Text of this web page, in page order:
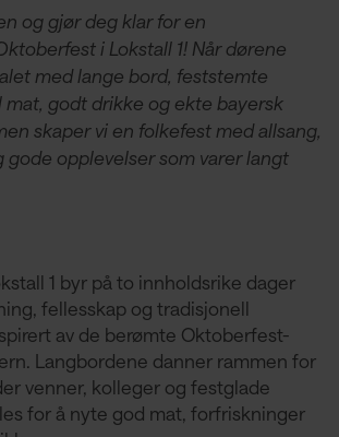
og gjør deg klar for en
i Lokstall 1! Når dørene
med lange bord, feststemte
mat, godt drikke og ekte bayersk
skaper vi en folkefest med allsang,
gode opplevelser som varer langt
1 byr på to innholdsrike dager
fellesskap og tradisjonell
av de berømte Oktoberfest-
Langbordene danner rammen for
venner, kolleger og festglade
for å nyte god mat, forfriskninger